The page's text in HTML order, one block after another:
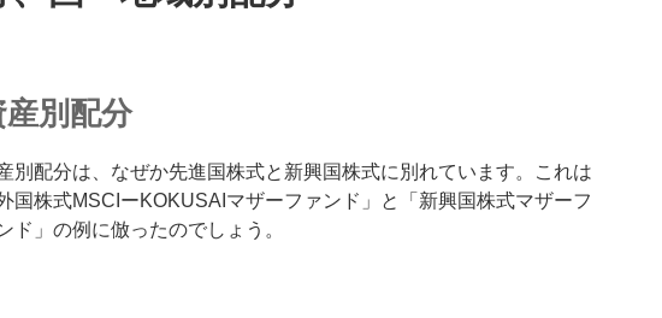
産別配分
別配分は、なぜか先進国株式と新興国株式に別れています。これは
外国株式MSCIーKOKUSAIマザーファンド」と「新興国株式マザーフ
ド」の例に倣ったのでしょう。